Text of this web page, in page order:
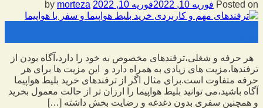
Posted on فوریه 10, 2022 فوریه 10, 2022 morteza
هر حرفه و شغلی،ترفندهای مخصوص به خود را دارد،آگاه بودن از
ترفندها،مزیت های زیادی به همراه دارد و این مزیت ها برای هر
حرفه متفاوت است.برای مثال اگر از ترفندهای خرید بلیط هواپیما
آگاه باشید،می توانید بلیط هواپیما را ارزان تر از حالت معمول بخرید
و همچنین سفری بدون دغدغه و رضایت بخش داشته […]